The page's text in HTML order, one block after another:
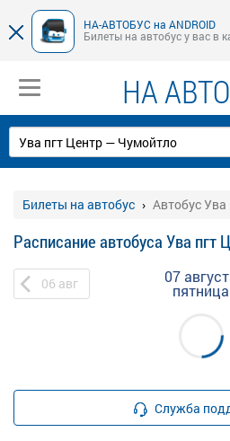
НА-АВТОБУС на ANDROID
Билеты на автобус у вас в
НА
Билеты на автобус Автобус
Расписание автобуса Ува пгт
06 авг 07
пятница
Служба